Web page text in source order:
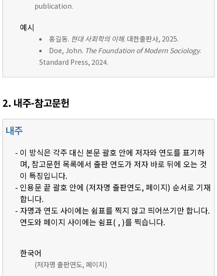
publication.
예시
홍길동. 현대 사회학의 이해. 대한출판사, 2025.
Doe, John. The Foundation of Modern Sociology.
Standard Press, 2024.
2. 내주-참고문헌
내주
- 이 방식은 각주 대신 본문 괄호 안에 저자와 연도를 표기하
며, 참고문헌 목록에서 출판 연도가 저자 바로 뒤에 오는 것
이 특징입니다.
- 인용문 끝 괄호 안에 (저자명 출판연도, 페이지) 순서로 기재
합니다.
- 자명과 연도 사이에는 쉼표를 찍지 않고 띄어쓰기만 합니다.
연도와 페이지 사이에는 쉼표( , )를 찍습니다.
한국어
(저자명 출판연도, 페이지)